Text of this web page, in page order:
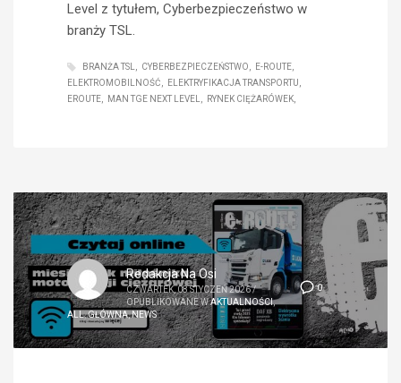
Level z tytułem, Cyberbezpieczeństwo w
branży TSL.
BRANŻA TSL CYBERBEZPIECZEŃSTWO
E-ROUTE
ELEKTROMOBILNOŚĆ
ELEKTRYFIKACJA TRANSPORTU
EROUTE
MAN TGE NEXT LEVEL RYNEK CIĘŻARÓWEK
0
Redakcja Na Osi
CZWARTEK, 08 STYCZEŃ 2026/
OPUBLIKOWANE WAKTUALNOŚCI,
ALL,GŁÓWNA,NEWS